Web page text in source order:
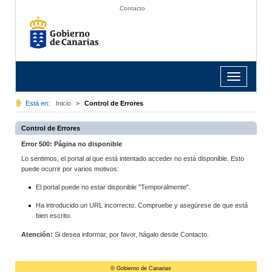
Contacto
Toggle
navigation
Está en: Inicio > Control de Errores
Control de Errores
Error 500: Página no disponible
Lo sentimos, el portal al que está intentado acceder no está disponible. Esto
puede ocurrir por varios motivos:
El portal puede no estar disponible "Temporalmente".
Ha introducido un URL incorrecto. Compruebe y asegúrese de que está
bien escrito.
Atención: Si desea informar, por favor, hágalo desde Contacto.
© Gobierno de Canarias